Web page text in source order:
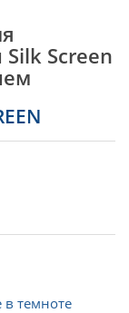
Screen
в темноте